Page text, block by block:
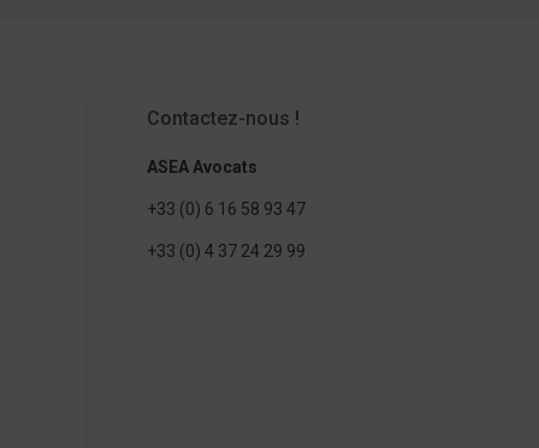
Contactez-nous !
ASEA Avocats
+33 (0) 6 16 58 93 47
+33 (0) 4 37 24 29 99